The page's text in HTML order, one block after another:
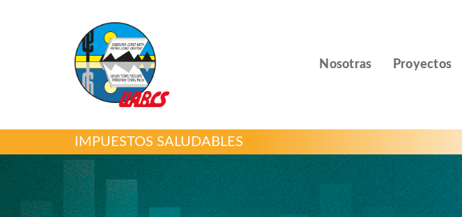
Nosotras Proyectos
IMPUESTOS SALUDABLES